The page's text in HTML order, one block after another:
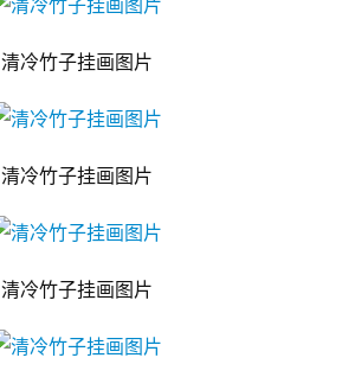
清冷竹子挂画图片
清冷竹子挂画图片
清冷竹子挂画图片